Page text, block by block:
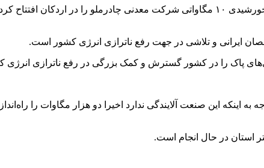
«سید محمد اتابک» بعدازظهر امروز (شنبه ۱۵ دی) در ادامه سفر استانی یک روزه خود به استان یزد، نیروگاه خورشیدی ۱۰ مگاواتی
پاک را در کشور گسترش و کمک بزرگی در رفع ناترازی انرژی
اینکه این صنعت آلایندگی ندارد اخیرا دو هزار مگاوات را
استان در حال انجام است.